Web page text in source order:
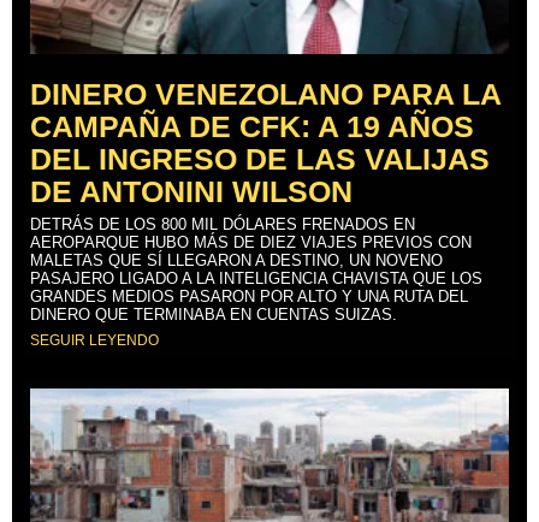
DINERO VENEZOLANO PARA LA
CAMPAÑA DE CFK: A 19 AÑOS
DEL INGRESO DE LAS VALIJAS
DE ANTONINI WILSON
DETRÁS DE LOS 800 MIL DÓLARES FRENADOS EN
AEROPARQUE HUBO MÁS DE DIEZ VIAJES PREVIOS CON
MALETAS QUE SÍ LLEGARON A DESTINO, UN NOVENO
PASAJERO LIGADO A LA INTELIGENCIA CHAVISTA QUE LOS
GRANDES MEDIOS PASARON POR ALTO Y UNA RUTA DEL
DINERO QUE TERMINABA EN CUENTAS SUIZAS.
SEGUIR LEYENDO